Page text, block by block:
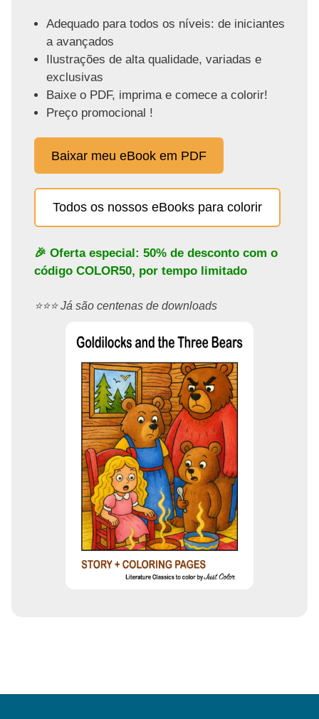
Adequado para todos os níveis: de iniciantes
a avançados
Ilustrações de alta qualidade, variadas e
exclusivas
Baixe o PDF, imprima e comece a colorir!
Preço promocional !
Baixar meu eBook em PDF
Todos os nossos eBooks para colorir
🎉 Oferta especial: 50% de desconto com o
código COLOR50, por tempo limitado
⭐️⭐️⭐️ Já são centenas de downloads